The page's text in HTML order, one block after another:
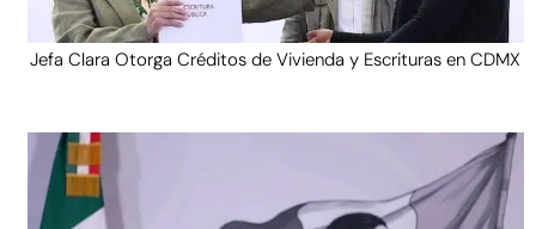
Jefa Clara Otorga Créditos de Vivienda y Escrituras en CDMX